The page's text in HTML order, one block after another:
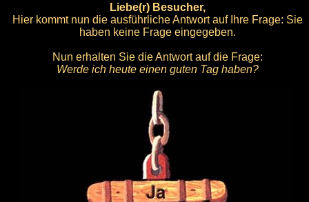
Liebe(r) Besucher,
Hier kommt nun die ausführliche Antwort auf Ihre Frage: Sie
haben keine Frage eingegeben.
Nun erhalten Sie die Antwort auf die Frage:
Werde ich heute einen guten Tag haben?